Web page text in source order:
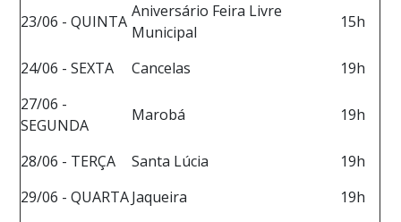
23/06 - QUINTA
Aniversário Feira Livre
Municipal
15h
24/06 - SEXTA Cancelas
19h
27/06 -
SEGUNDA
Marobá 19h
28/06 - TERÇA Santa Lúcia
19h
29/06 - QUARTAJaqueira
19h